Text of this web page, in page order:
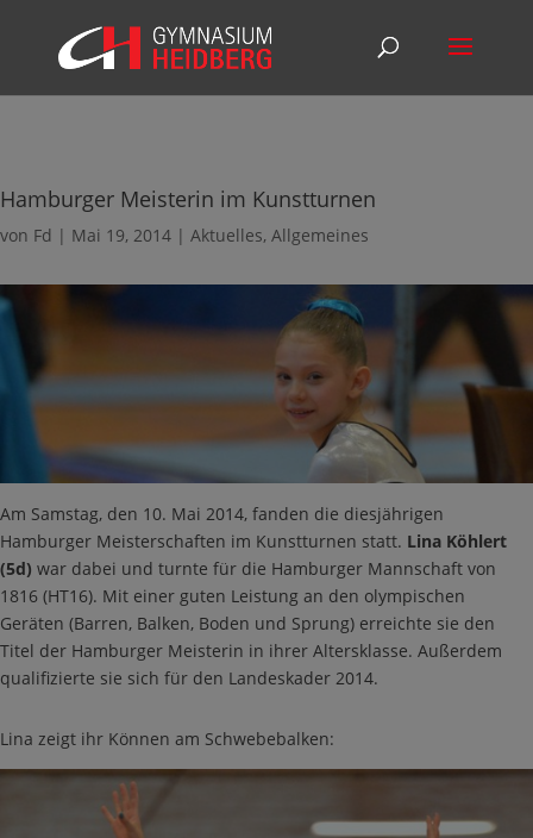
Hamburger Meisterin im Kunstturnen
von Fd | Mai 19, 2014 | Aktuelles, Allgemeines
Am Samstag, den 10. Mai 2014, fanden die diesjährigen
Hamburger Meisterschaften im Kunstturnen statt. Lina Köhlert
(5d) war dabei und turnte für die Hamburger Mannschaft von
1816 (HT16). Mit einer guten Leistung an den olympischen
Geräten (Barren, Balken, Boden und Sprung) erreichte sie den
Titel der Hamburger Meisterin in ihrer Altersklasse. Außerdem
qualifizierte sie sich für den Landeskader 2014.
Lina zeigt ihr Können am Schwebebalken: